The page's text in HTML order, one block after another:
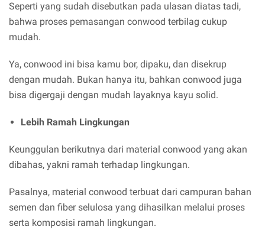
Seperti yang sudah disebutkan pada ulasan diatas tadi,
bahwa proses pemasangan conwood terbilag cukup
mudah.
Ya, conwood ini bisa kamu bor, dipaku, dan disekrup
dengan mudah. Bukan hanya itu, bahkan conwood juga
bisa digergaji dengan mudah layaknya kayu solid.
Lebih Ramah Lingkungan
Keunggulan berikutnya dari material conwood yang akan
dibahas, yakni ramah terhadap lingkungan.
Pasalnya, material conwood terbuat dari campuran bahan
semen dan fiber selulosa yang dihasilkan melalui proses
serta komposisi ramah lingkungan.